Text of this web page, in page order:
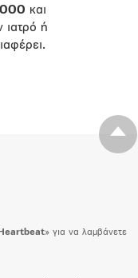
και
ιατρό ή
» για να λαμβάνετε